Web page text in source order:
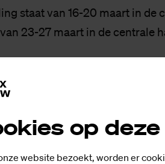
op
website bezoekt, worden er
staat van 16-20 maart in de
23-27 maart in de centrale
is een initiatief van: